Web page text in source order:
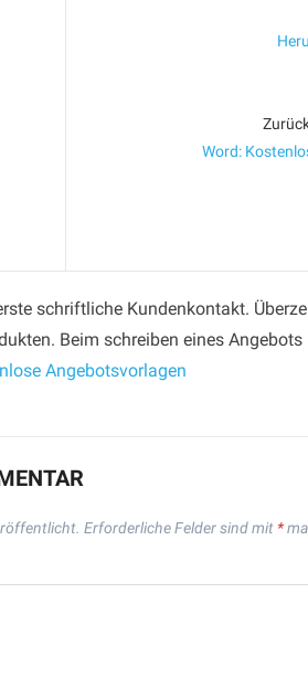
Word:
schriftliche Kundenkontakt.
Beim schreiben eines
Angebotsvorlagen
Erforderliche Felder sind mit *